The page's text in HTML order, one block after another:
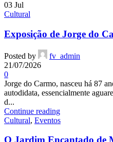
03 Jul
Cultural
Exposição de Jorge do
Posted by
fv_admin
21/07/2026
0
Jorge do Carmo, nasceu há 87
autodidata, essencialmente
d...
Continue reading
Cultural, Eventos